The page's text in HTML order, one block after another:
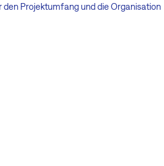
Projektumfang und die Organisation